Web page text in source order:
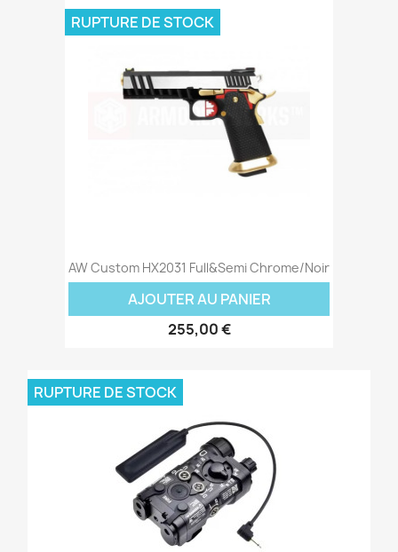
AW Custom HX2031 Full&Semi Chrome/Noir
AJOUTER AU PANIER
255,00 €
RUPTURE DE STOCK
RUPTURE DE STOCK